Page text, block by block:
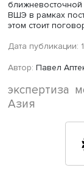
«Произошло
пространстве.
роль в
появлении
надо
Доцент
реальности
организацию
первый